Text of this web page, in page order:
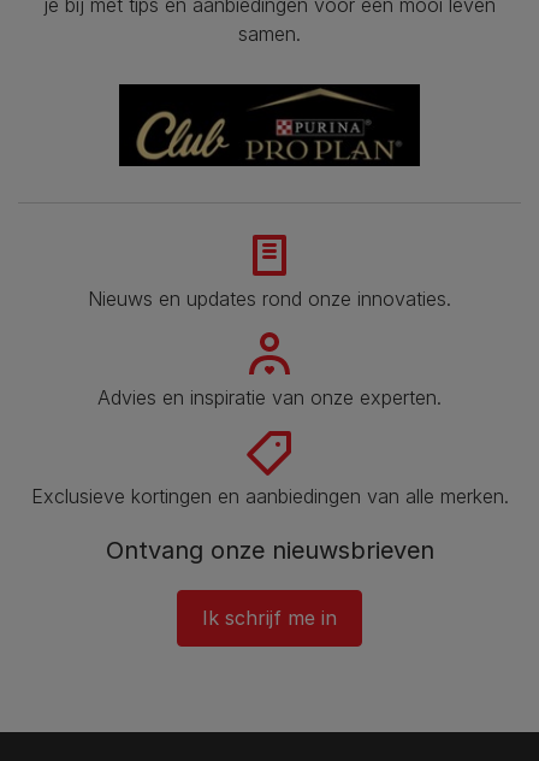
samen.
Nieuws en updates rond onze innovaties.
Advies en inspiratie van onze experten.
Exclusieve kortingen en aanbiedingen van alle merken.
Ontvang onze nieuwsbrieven
Ik schrijf me in